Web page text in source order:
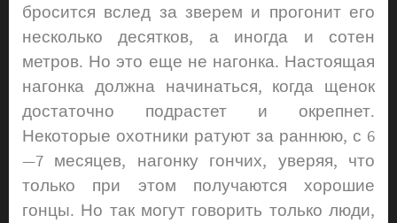
бросится вслед за зверем и прогонит его
несколько десятков, а иногда и сотен
метров. Но это еще не нагонка. Настоящая
нагонка должна начинаться, когда щенок
достаточно подрастет и окрепнет.
Некоторые охотники ратуют за раннюю, с 6
—7 месяцев, нагонку гончих, уверяя, что
только при этом получаются хорошие
гонцы. Но так могут говорить только люди,